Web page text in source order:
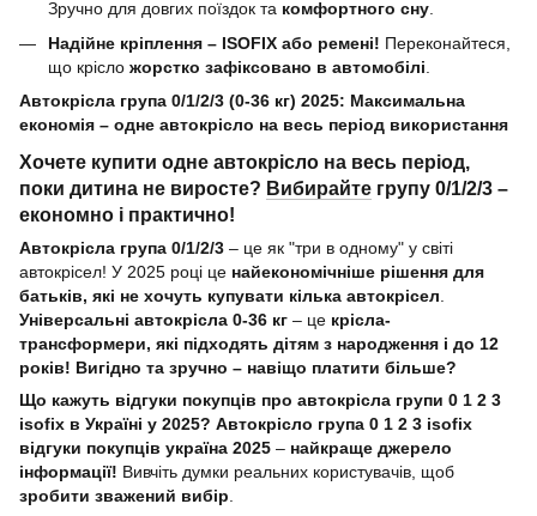
Зручно для довгих поїздок та комфортного сну.
Надійне кріплення – ISOFIX або ремені! Переконайтеся,
що крісло жорстко зафіксовано в автомобілі
Автокрісла група 0/1/2/3 (0-36 кг) 2025: Максимальна
економія – одне автокрісло на весь період використання
Хочете купити одне автокрісло на весь період,
поки дитина не виросте? Вибирайте групу 0/1/2/3 –
економно і практично!
Автокрісла група 0/1/2/3 – це як "три в одному" у світі
автокрісел! У 2025 році це найекономічніше рішення для
батьків, які не хочуть купувати кілька автокрісел
Універсальні автокрісла 0-36 кг – це крісла-
трансформери, які підходять дітям з народження і до 12
років! Вигідно та зручно – навіщо платити більше?
Що кажуть відгуки покупців про автокрісла групи 0 1 2 3
isofix в Україні у 2025? Автокрісло група 0 1 2 3 isofix
відгуки покупців україна 2025 – найкраще джерело
інформації! Вивчіть думки реальних користувачів, щоб
зробити зважений вибір